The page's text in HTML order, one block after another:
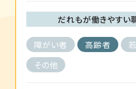
だれもが働きやすい
障がい者 高齢者
その他